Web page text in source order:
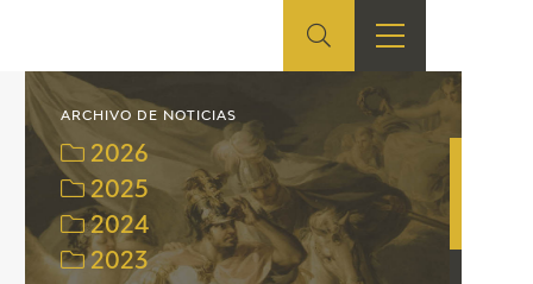
SHOP
ONLINE SHOP
RECURSOS
EDUCATIVOS
ARCHIVO DE NOTICIAS
2026
2025
2024
2023